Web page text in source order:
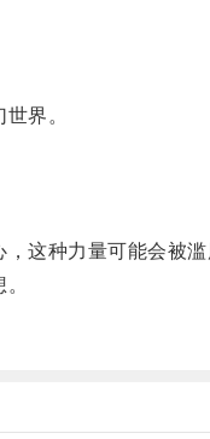
界。
种力量可能会被滥